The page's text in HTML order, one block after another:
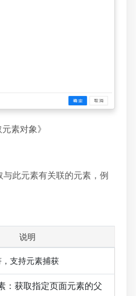
元素对象》
此元素有关联的元素，例
说明
支持元素捕获
：获取指定页面元素的父